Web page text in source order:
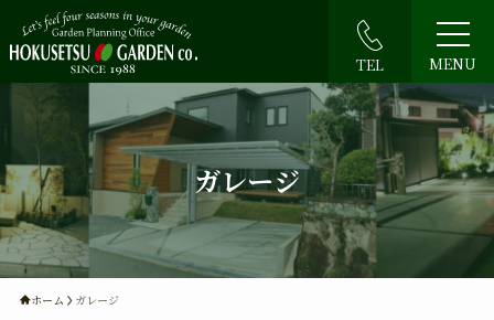
TEL MENU
ガレージ
ホーム ガレージ